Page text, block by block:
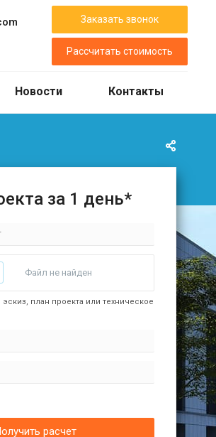
Заказать звонок
Рассчитать стоимость
Новости Контакты
за 1 день*
Файл не найден
план проекта или техническое
расчет